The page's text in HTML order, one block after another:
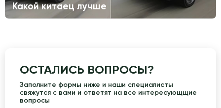
Какой китаец лучше
ОСТАЛИСЬ ВОПРОСЫ?
Заполните формы ниже и наши специалисты
свяжутся с вами и ответят на все интересующщие
вопросы